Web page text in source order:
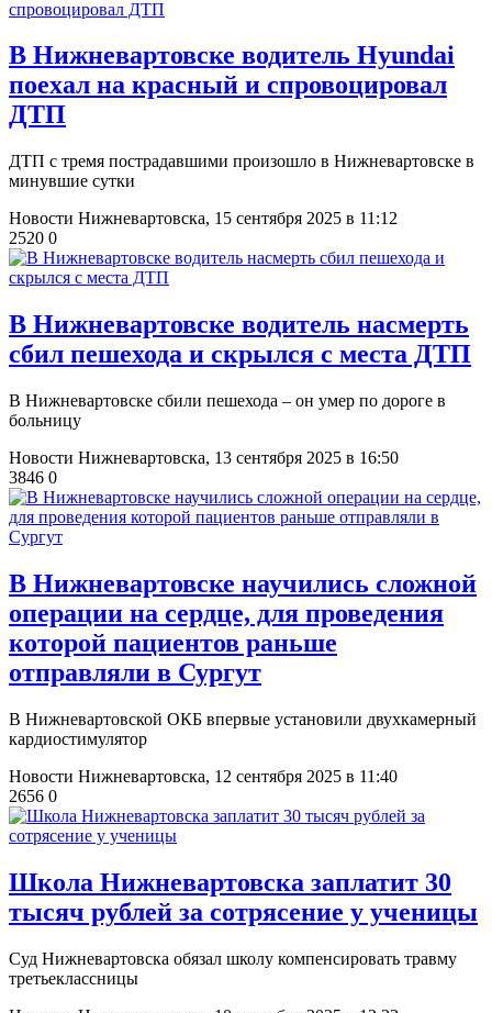
​В Нижневартовске водитель Hyundai
поехал на красный и спровоцировал
ДТП
ДТП с тремя пострадавшими произошло в Нижневартовске в
минувшие сутки
Новости Нижневартовска, 15 сентября 2025 в 11:12
2520 0
В Нижневартовске водитель насмерть
сбил пешехода и скрылся с места ДТП
В Нижневартовске сбили пешехода – он умер по дороге в
больницу
Новости Нижневартовска, 13 сентября 2025 в 16:50
3846 0
В Нижневартовске научились сложной
операции на сердце, для проведения
которой пациентов раньше
отправляли в Сургут
В Нижневартовской ОКБ впервые установили двухкамерный
кардиостимулятор
Новости Нижневартовска, 12 сентября 2025 в 11:40
2656 0
​Школа Нижневартовска заплатит 30
тысяч рублей за сотрясение у ученицы
Суд Нижневартовска обязал школу компенсировать травму
третьеклассницы